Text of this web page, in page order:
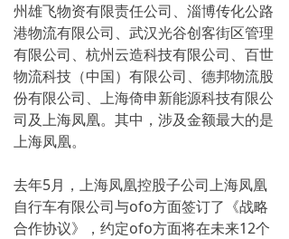
州雄飞物资有限责任公司、淄博传化公路
港物流有限公司、武汉光谷创客街区管理
有限公司、杭州云造科技有限公司、百世
物流科技（中国）有限公司、德邦物流股
份有限公司、上海倚申新能源科技有限公
司及上海凤凰。其中，涉及金额最大的是
上海凤凰。
去年5月，上海凤凰控股子公司上海凤凰
自行车有限公司与ofo方面签订了《战略
合作协议》，约定ofo方面将在未来12个